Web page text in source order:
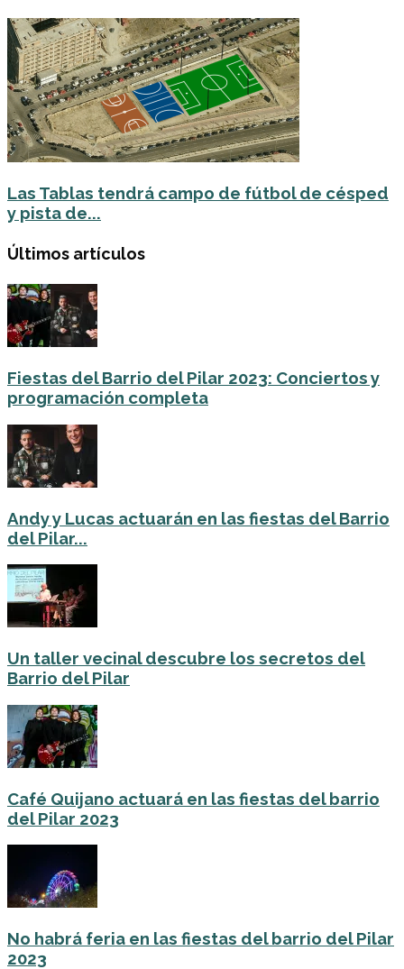
Las Tablas tendrá campo de fútbol de césped
y pista de...
Últimos artículos
Fiestas del Barrio del Pilar 2023: Conciertos y
programación completa
Andy y Lucas actuarán en las fiestas del Barrio
del Pilar...
Un taller vecinal descubre los secretos del
Barrio del Pilar
Café Quijano actuará en las fiestas del barrio
del Pilar 2023
No habrá feria en las fiestas del barrio del Pilar
2023